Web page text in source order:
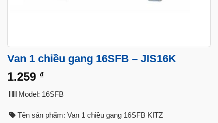
Van 1 chiều gang 16SFB – JIS16K
1.259 ₫
Model: 16SFB
Tên sản phẩm: Van 1 chiều gang 16SFB KITZ